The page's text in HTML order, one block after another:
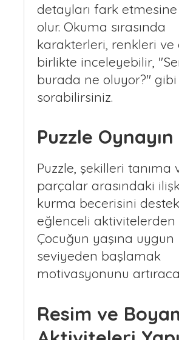
detayları fark etmesine
olur. Okuma sırasında
karakterleri, renkleri ve
birlikte inceleyebilir,
burada ne oluyor?"
sorabilirsiniz.
Puzzle Oynayın
Puzzle, şekilleri tanıma
parçalar arasındaki
kurma becerisini
eğlenceli aktivitelerden
Çocuğun yaşına uygun
seviyeden başlamak
motivasyonunu
Resim ve